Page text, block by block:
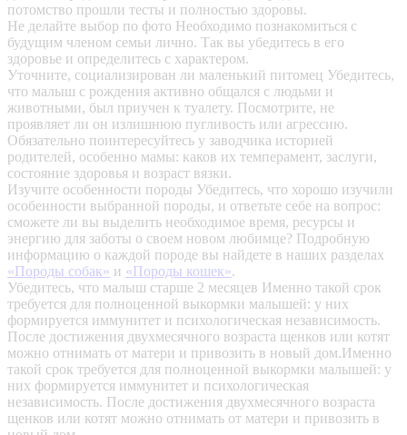
потомство прошли тесты и полностью здоровы.
Не делайте выбор по фото Необходимо познакомиться с
будущим членом семьи лично. Так вы убедитесь в его
здоровье и определитесь с характером.
Уточните, социализирован ли маленький питомец Убедитесь,
что малыш с рождения активно общался с людьми и
животными, был приучен к туалету. Посмотрите, не
проявляет ли он излишнюю пугливость или агрессию.
Обязательно поинтересуйтесь у заводчика историей
родителей, особенно мамы: каков их темперамент, заслуги,
состояние здоровья и возраст вязки.
Изучите особенности породы Убедитесь, что хорошо изучили
особенности выбранной породы, и ответьте себе на вопрос:
сможете ли вы выделить необходимое время, ресурсы и
энергию для заботы о своем новом любимце? Подробную
информацию о каждой породе вы найдете в наших разделах
«Породы собак» и «Породы кошек».
Убедитесь, что малыш старше 2 месяцев Именно такой срок
требуется для полноценной выкормки малышей: у них
формируется иммунитет и психологическая независимость.
После достижения двухмесячного возраста щенков или котят
можно отнимать от матери и привозить в новый дом.Именно
такой срок требуется для полноценной выкормки малышей: у
них формируется иммунитет и психологическая
независимость. После достижения двухмесячного возраста
щенков или котят можно отнимать от матери и привозить в